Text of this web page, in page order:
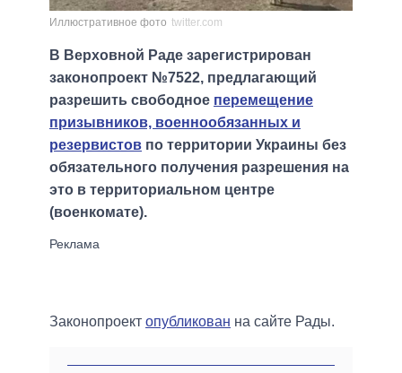
Иллюстративное фото twitter.com
В Верховной Раде зарегистрирован
законопроект №7522, предлагающий
разрешить свободное перемещение
призывников, военнообязанных и
резервистов по территории Украины без
обязательного получения разрешения на
это в территориальном центре
(военкомате).
Законопроект опубликован на сайте Рады.